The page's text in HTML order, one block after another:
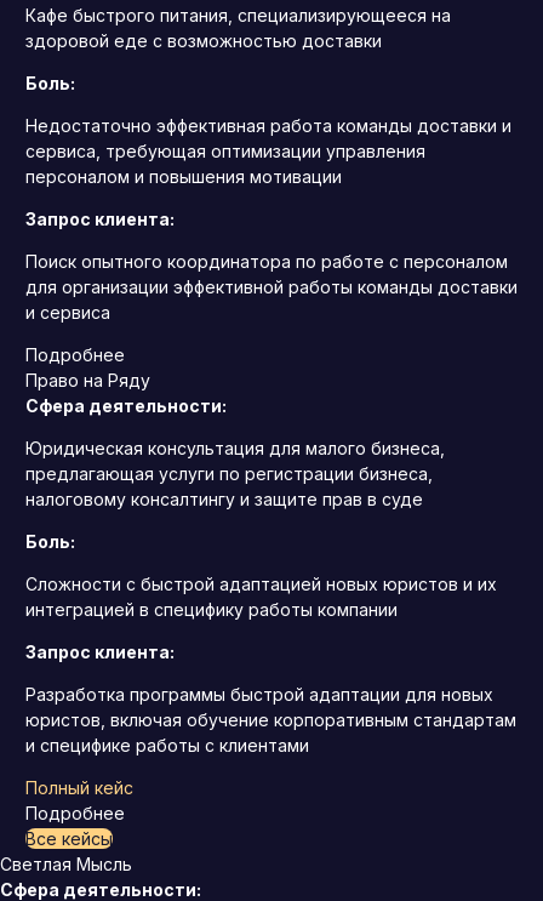
Кафе быстрого питания, специализирующееся на
здоровой еде с возможностью доставки
Боль:
Недостаточно эффективная работа команды доставки и
сервиса, требующая оптимизации управления
персоналом и повышения мотивации
Запрос клиента:
Поиск опытного координатора по работе с персоналом
для организации эффективной работы команды доставки
и сервиса
Подробнее
Право на Ряду
Сфера деятельности:
Юридическая консультация для малого бизнеса,
предлагающая услуги по регистрации бизнеса,
налоговому консалтингу и защите прав в суде
Боль:
Сложности с быстрой адаптацией новых юристов и их
интеграцией в специфику работы компании
Запрос клиента:
Разработка программы быстрой адаптации для новых
юристов, включая обучение корпоративным стандартам
и специфике работы с клиентами
Полный кейс
Подробнее
Все кейсы
Светлая Мысль
Сфера деятельности: